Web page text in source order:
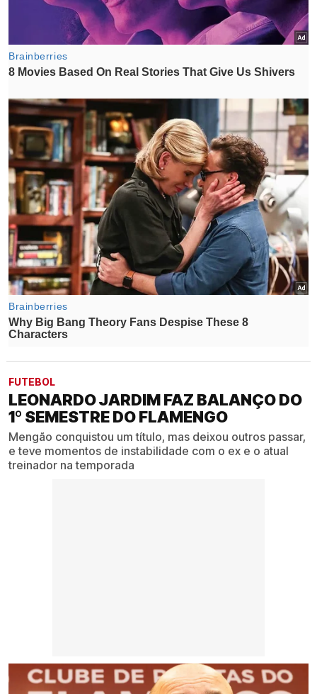
FUTEBOL
LEONARDO JARDIM FAZ BALANÇO DO
1º SEMESTRE DO FLAMENGO
Mengão conquistou um título, mas deixou outros passar,
e teve momentos de instabilidade com o ex e o atual
treinador na temporada